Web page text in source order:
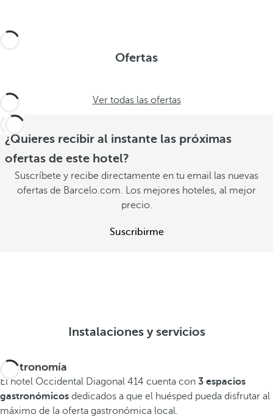
Ofertas
Ver todas las ofertas
¿Quieres recibir al instante las próximas
ofertas de este hotel?
Suscríbete y recibe directamente en tu email las nuevas
ofertas de Barcelo.com. Los mejores hoteles, al mejor
precio.
Suscribirme
Instalaciones y servicios
Gastronomía
El hotel Occidental Diagonal 414 cuenta con 3 espacios
gastronómicos dedicados a que el huésped pueda disfrutar al
máximo de la oferta gastronómica local.